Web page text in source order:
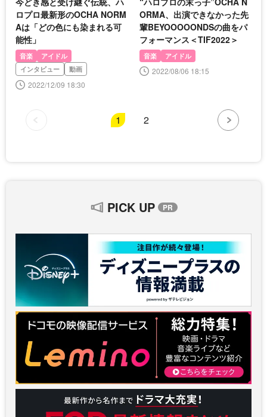
ロプロ最新形のOCHA NORM
Aは「どの色にも染まれる可
能性」
音楽
アイドル
インタビュー
動画
2022/12/09 18:30
ORMA、出演できなかった先
輩BEYOOOOONDSの曲をパ
フォーマンス＜TIF2022＞
音楽 アイドル
2022/08/06 18:15
1 2
PICK UP